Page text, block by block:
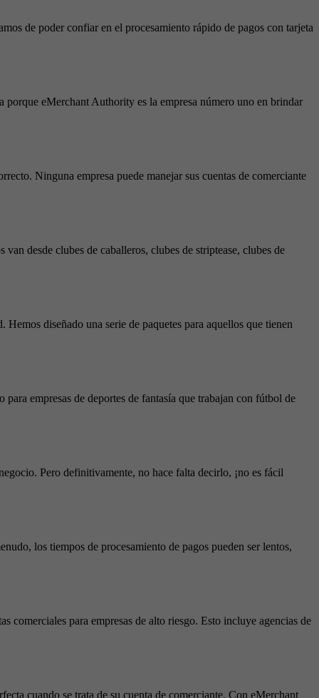
de poder confiar en el procesamiento rápido de pagos con tarjeta
porque eMerchant Authority es la empresa número uno en brindar
Ninguna empresa puede manejar sus cuentas de comerciante
desde clubes de caballeros, clubes de striptease, clubes de
diseñado una serie de paquetes para aquellos que tienen
empresas de deportes de fantasía que trabajan con fútbol de
Pero definitivamente, no hace falta decirlo, ¡no es fácil
los tiempos de procesamiento de pagos pueden ser lentos,
comerciales para empresas de alto riesgo. Esto incluye agencias de
cuando se trata de su cuenta de comerciante. Con eMerchant